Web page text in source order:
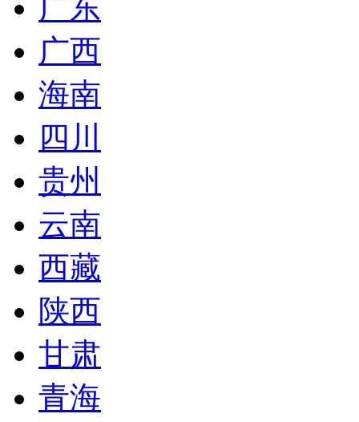
广东
广西
海南
四川
贵州
云南
西藏
陕西
甘肃
青海